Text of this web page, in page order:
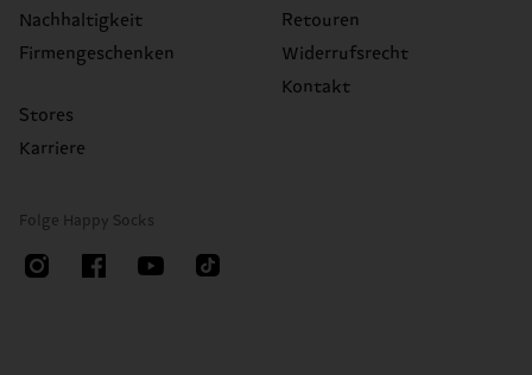
Nachhaltigkeit
Firmengeschenken
Stores
Karriere
Retouren
Widerrufsrecht
Kontakt
Folge Happy Socks